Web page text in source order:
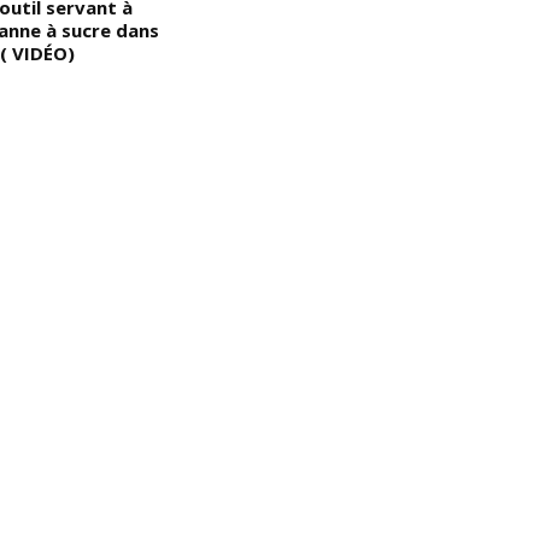
servant à
à sucre dans
VIDÉO)